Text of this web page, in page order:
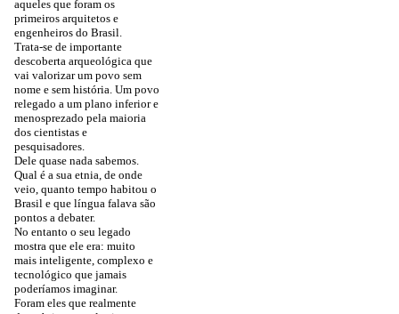
aqueles que foram os
primeiros arquitetos e
engenheiros do Brasil.
Trata-se de importante
descoberta arqueológica que
vai valorizar um povo sem
nome e sem história. Um povo
relegado a um plano inferior e
menosprezado pela maioria
dos cientistas e
pesquisadores.
Dele quase nada sabemos.
Qual é a sua etnia, de onde
veio, quanto tempo habitou o
Brasil e que língua falava são
pontos a debater.
No entanto o seu legado
mostra que ele era: muito
mais inteligente, complexo e
tecnológico que jamais
poderíamos imaginar.
Foram eles que realmente